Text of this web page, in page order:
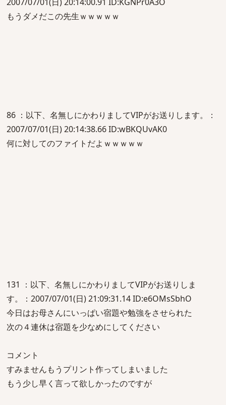
もうダメだこの先生ｗｗｗｗｗ
86 ：以下、名無しにかわりましてVIPがお送りします。：
2007/07/01(日) 20:14:38.66 ID:wBKQUvAK0
何に対してのファイトだよｗｗｗｗｗ
131 ：以下、名無しにかわりましてVIPがお送りしま
す。：2007/07/01(日) 21:09:31.14 ID:e6OMsSbhO
今日はお母さんにいっぱい宿題や勉強をさせられた
次の４連休は宿題を少なめにしてください
コメント
すみませんもうプリント作ってしまいました
もう少し早く言って欲しかったのですが